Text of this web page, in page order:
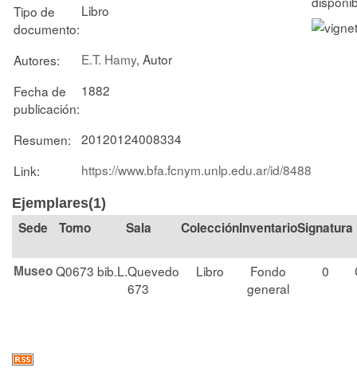
Tipo de
documento:
Libro
Autores: E.T. Hamy, Autor
Fecha de
publicación:
1882
Resumen:
20120124008334
Link:
https://www.bfa.fcnym.unlp.edu.ar/id/8488
Ejemplares(1)
Tomo Sala Colección Signatura
MuseoQ0673 bib.L.Quevedo
673
Libro
Fondo
general
0